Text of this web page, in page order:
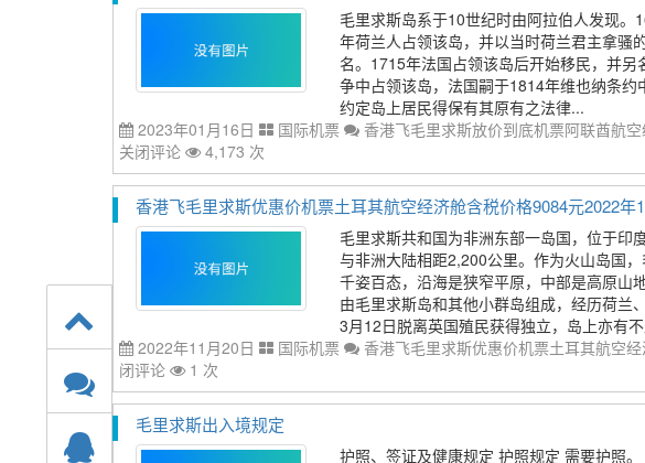
毛里求斯岛系于10世纪时由阿拉伯人发现
年荷兰人占领该岛，并以当时荷兰君主拿骚
名。1715年法国占领该岛后开始移民，并
争中占领该岛，法国嗣于1814年维也纳条
约定岛上居民得保有其原有之法律...
2023年01月16日
国际机票 香港飞毛里求斯放价到底机票阿联酋航
关闭评论
4,173 次
香港飞毛里求斯优惠价机票土耳其航空经济舱含税价格9084元2022年
毛里求斯共和国为非洲东部一岛国，位于印
与非洲大陆相距2,200公里。作为火山岛国
千姿百态，沿海是狭窄平原，中部是高原山
由毛里求斯岛和其他小群岛组成，经历荷兰
3月12日脱离英国殖民获得独立，岛上亦有
2022年11月20日
国际机票 香港飞毛里求斯优惠价机票土耳其航空
闭评论
1 次
毛里求斯出入境规定
护照、签证及健康规定 护照规定 需要护照